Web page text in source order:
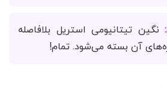
نگین تیتانیومی استریل بلافاصله
آن بسته می‌شود. تمام!